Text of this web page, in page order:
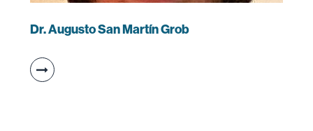
Dr. Augusto San Martín Grob